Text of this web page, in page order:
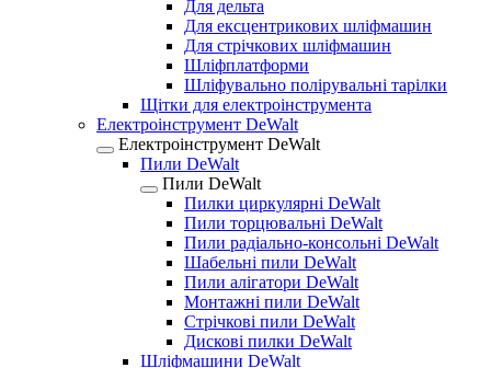
Для дельта
Для ексцентрикових шліфмашин
Для стрічкових шліфмашин
Шліфплатформи
Шліфувально полірувальні тарілки
Щітки для електроінструмента
Електроінструмент DeWalt
Електроінструмент DeWalt
Пили DeWalt
Пили DeWalt
Пилки циркулярні DeWalt
Пили торцювальні DeWalt
Пили радіально-консольні DeWalt
Шабельні пили DeWalt
Пили алігатори DeWalt
Монтажні пили DeWalt
Стрічкові пили DeWalt
Дискові пилки DeWalt
Шліфмашини DeWalt